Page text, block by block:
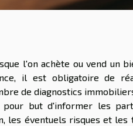
l'on achète ou vend un
il est obligatoire de
de diagnostics
pour but d'informer les
les éventuels risques et les